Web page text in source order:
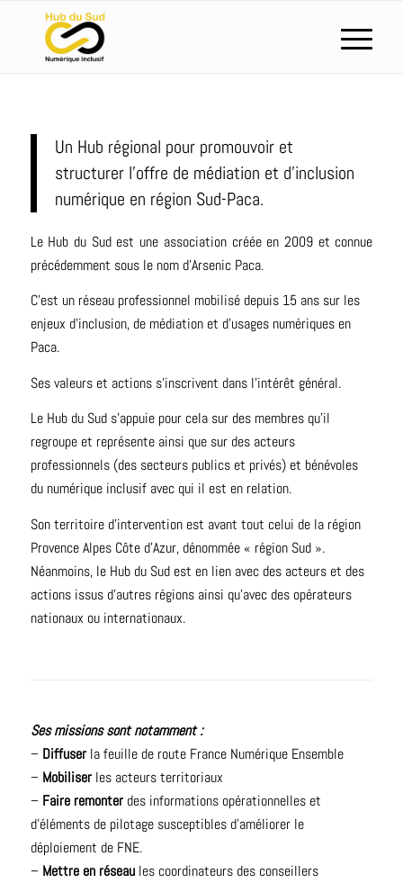
Un Hub régional pour promouvoir et
structurer l’offre de médiation et d’inclusion
numérique en région Sud-Paca.
Le Hub du Sud est une association créée en 2009 et connue
précédemment sous le nom d’Arsenic Paca.
C’est un réseau professionnel mobilisé depuis 15 ans sur les
enjeux d’inclusion, de médiation et d’usages numériques en
Paca.
Ses valeurs et actions s’inscrivent dans l’intérêt général.
Le Hub du Sud s’appuie pour cela sur des membres qu’il
regroupe et représente ainsi que sur des acteurs
professionnels (des secteurs publics et privés) et bénévoles
du numérique inclusif avec qui il est en relation.
Son territoire d’intervention est avant tout celui de la région
Provence Alpes Côte d’Azur, dénommée « région Sud ».
Néanmoins, le Hub du Sud est en lien avec des acteurs et des
actions issus d’autres régions ainsi qu’avec des opérateurs
nationaux ou internationaux.
Ses missions sont notamment :
– Diffuser la feuille de route France Numérique Ensemble
– Mobiliser les acteurs territoriaux
– Faire remonter des informations opérationnelles et
d’éléments de pilotage susceptibles d’améliorer le
déploiement de FNE.
– Mettre en réseau les coordinateurs des conseillers